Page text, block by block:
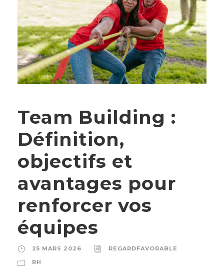
Team Building :
Définition,
objectifs et
avantages pour
renforcer vos
équipes
25 MARS 2026
REGARDFAVORABLE
RH